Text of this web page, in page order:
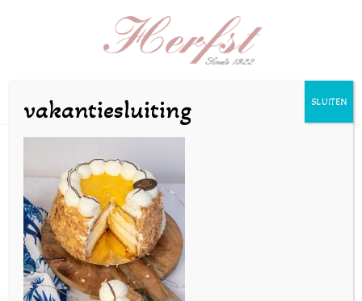
SZ-herfst15feb24-47
doorbakkerijherfst|feb 20, 2024
vakantiesluiting SLUITEN